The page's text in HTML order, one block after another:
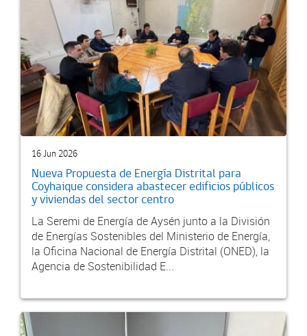
16 Jun 2026
Nueva Propuesta de Energía Distrital para
Coyhaique considera abastecer edificios públicos
y viviendas del sector centro
La Seremi de Energía de Aysén junto a la División
de Energías Sostenibles del Ministerio de Energía,
la Oficina Nacional de Energía Distrital (ONED), la
Agencia de Sostenibilidad E...